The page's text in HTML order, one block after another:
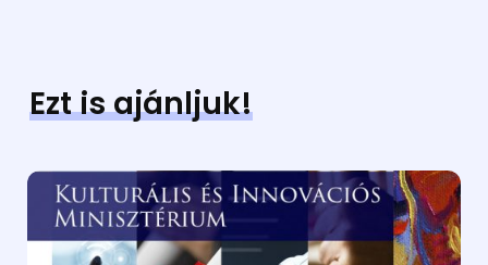
Ezt is ajánljuk!